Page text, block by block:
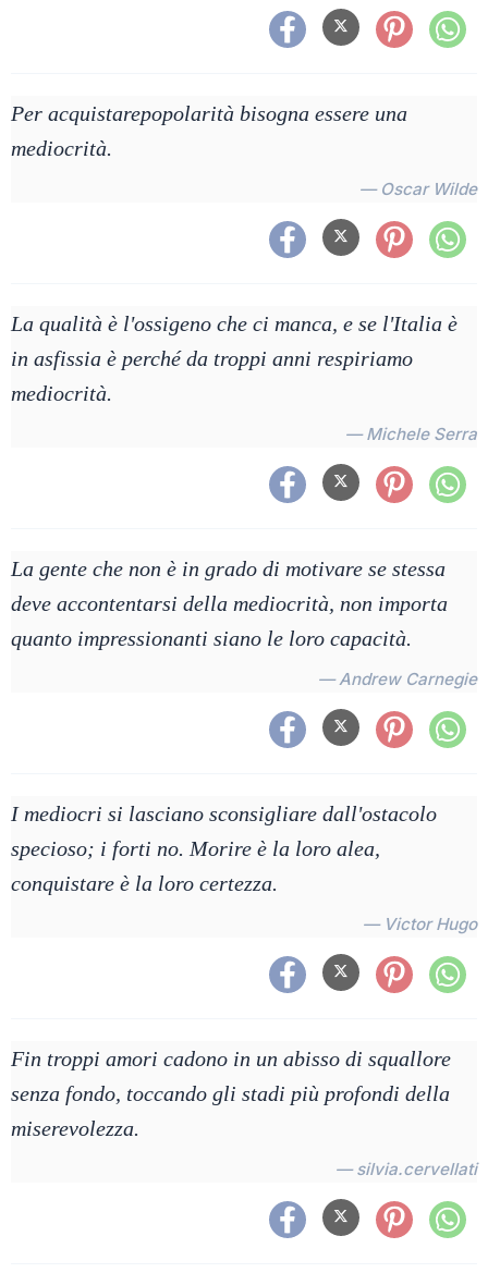
Per acquistarepopolarità bisogna essere una
mediocrità.
— Oscar Wilde
La qualità è l'ossigeno che ci manca, e se l'Italia è
in asfissia è perché da troppi anni respiriamo
mediocrità.
— Michele Serra
La gente che non è in grado di motivare se stessa
deve accontentarsi della mediocrità, non importa
quanto impressionanti siano le loro capacità.
— Andrew Carnegie
I mediocri si lasciano sconsigliare dall'ostacolo
specioso; i forti no. Morire è la loro alea,
conquistare è la loro certezza.
— Victor Hugo
Fin troppi amori cadono in un abisso di squallore
senza fondo, toccando gli stadi più profondi della
miserevolezza.
— silvia.cervellati